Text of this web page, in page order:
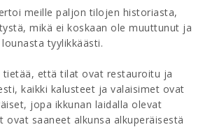
meille paljon tilojen historiasta,
mikä ei koskaan ole muuttunut ja
tyylikkäästi.
tietää, että tilat ovat restauroitu ja
kaikki kalusteet ja valaisimet ovat
jopa ikkunan laidalla olevat
ovat saaneet alkunsa alkuperäisestä